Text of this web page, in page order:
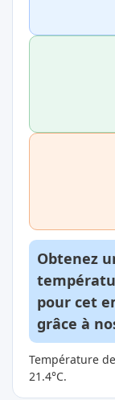
Obtenez
pour cet
grâce à
Température
21.4°C.